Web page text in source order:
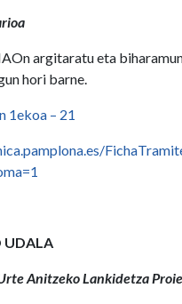
argitaratu eta
hori barne.
1ekoa – 21
UDALA
Anitzeko Lankidetza